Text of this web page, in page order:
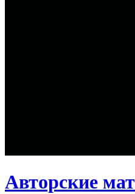
Авторские